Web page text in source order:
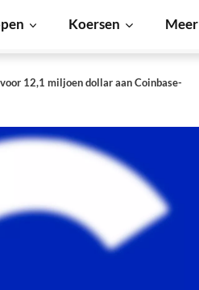
Koersen Meer
12,1 miljoen dollar aan Coinbase-